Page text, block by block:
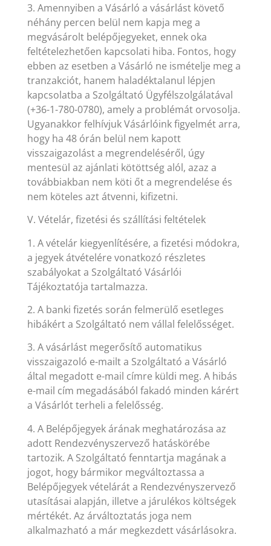
3. Amennyiben a Vásárló a vásárlást követő
néhány percen belül nem kapja meg a
megvásárolt belépőjegyeket, ennek oka
feltételezhetően kapcsolati hiba. Fontos, hogy
ebben az esetben a Vásárló ne ismételje meg a
tranzakciót, hanem haladéktalanul lépjen
kapcsolatba a Szolgáltató Ügyfélszolgálatával
(+36-1-780-0780), amely a problémát orvosolja.
Ugyanakkor felhívjuk Vásárlóink figyelmét arra,
hogy ha 48 órán belül nem kapott
visszaigazolást a megrendeléséről, úgy
mentesül az ajánlati kötöttség alól, azaz a
továbbiakban nem köti őt a megrendelése és
nem köteles azt átvenni, kifizetni.
V. Vételár, fizetési és szállítási feltételek
1. A vételár kiegyenlítésére, a fizetési módokra,
a jegyek átvételére vonatkozó részletes
szabályokat a Szolgáltató Vásárlói
Tájékoztatója tartalmazza.
2. A banki fizetés során felmerülő esetleges
hibákért a Szolgáltató nem vállal felelősséget.
3. A vásárlást megerősítő automatikus
visszaigazoló e-mailt a Szolgáltató a Vásárló
által megadott e-mail címre küldi meg. A hibás
e-mail cím megadásából fakadó minden kárért
a Vásárlót terheli a felelősség.
4. A Belépőjegyek árának meghatározása az
adott Rendezvényszervező hatáskörébe
tartozik. A Szolgáltató fenntartja magának a
jogot, hogy bármikor megváltoztassa a
Belépőjegyek vételárát a Rendezvényszervező
utasításai alapján, illetve a járulékos költségek
mértékét. Az árváltoztatás joga nem
alkalmazható a már megkezdett vásárlásokra.